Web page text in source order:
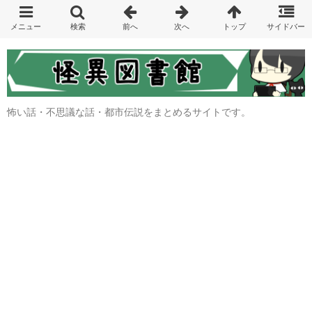
怖い話・不思議な話・都市伝説をまとめるサイトです。